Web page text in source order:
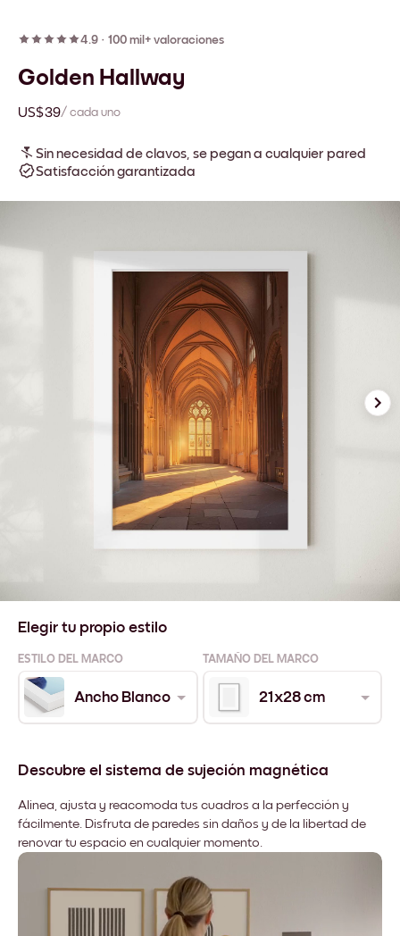
4.9 · 100 mil+ valoraciones
Golden Hallway
US$39/ cada uno
Sin necesidad de clavos, se pegan a cualquier pared
Satisfacción garantizada
Elegir tu propio estilo
ESTILO DEL MARCO TAMAÑO DEL MARCO
Ancho Blanco 21x28 cm
Descubre el sistema de sujeción magnética
Alinea, ajusta y reacomoda tus cuadros a la perfección y
fácilmente. Disfruta de paredes sin daños y de la libertad de
renovar tu espacio en cualquier momento.